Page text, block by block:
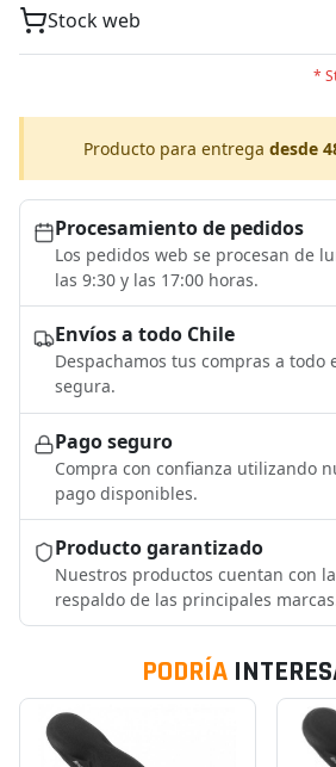
Stock web
*
Producto para entrega desde
Procesamiento de pedidos
Los pedidos web se procesan de
las 9:30 y las 17:00 horas.
Envíos a todo Chile
Despachamos tus compras a todo
segura.
Pago seguro
Compra con confianza utilizando
pago disponibles.
Producto garantizado
Nuestros productos cuentan con
respaldo de las principales
PODRÍA